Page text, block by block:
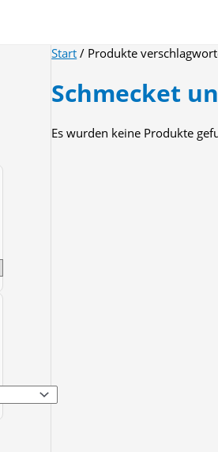
Start / Produkte
Schmecket
Es wurden keine Produkte